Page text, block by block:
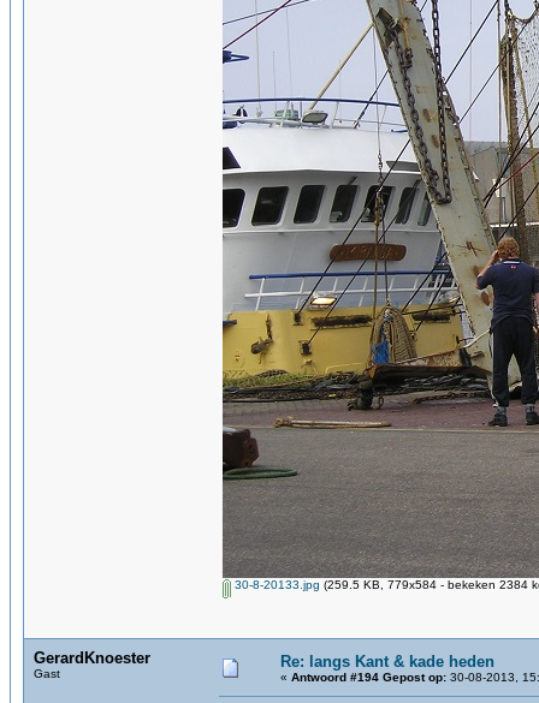
30-8-20133.jpg (259.5 KB, 779x584 - bekeken 2384
GerardKnoester
Gast
Re: langs Kant & kade heden
« Antwoord #194 Gepost op: 30-08-2013,